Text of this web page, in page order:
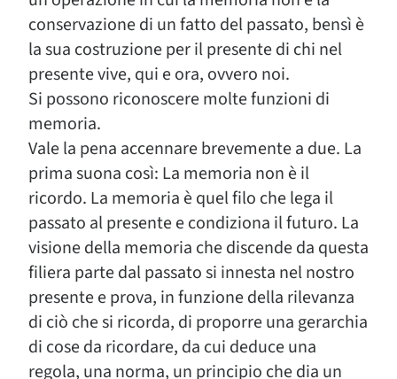
conservazione di un fatto del passato, bensì è
la sua costruzione per il presente di chi nel
presente vive, qui e ora, ovvero noi.
Si possono riconoscere molte funzioni di
memoria.
Vale la pena accennare brevemente a due. La
prima suona così: La memoria non è il
ricordo. La memoria è quel filo che lega il
passato al presente e condiziona il futuro. La
visione della memoria che discende da questa
filiera parte dal passato si innesta nel nostro
presente e prova, in funzione della rilevanza
di ciò che si ricorda, di proporre una gerarchia
di cose da ricordare, da cui deduce una
regola, una norma, un principio che dia un